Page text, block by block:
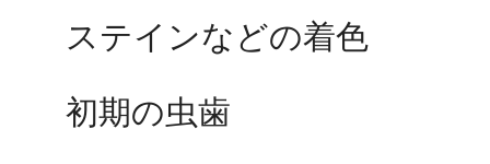
ステインなどの着色
初期の虫歯